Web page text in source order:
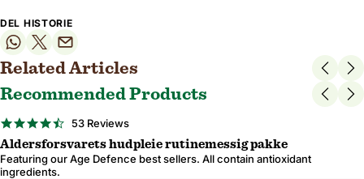
DEL HISTORIE
Related Articles
Recommended Products
BESTSELGER
4.6
rating
53 Reviews
Aldersforsvarets hudpleie rutinemessig pakke
Featuring our Age Defence best sellers. All contain antioxidant
ingredients.